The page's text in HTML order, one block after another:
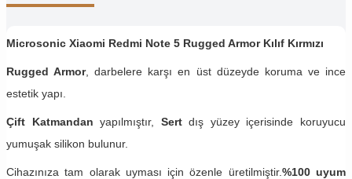
Microsonic Xiaomi Redmi Note 5 Rugged Armor Kılıf Kırmızı
Rugged Armor, darbelere karşı en üst düzeyde koruma ve ince
estetik yapı.
Çift Katmandan yapılmıştır, Sertdış yüzey içerisinde koruyucu
yumuşak silikon bulunur.
Cihazınıza tam olarak uyması için özenle üretilmiştir.%100 uyum